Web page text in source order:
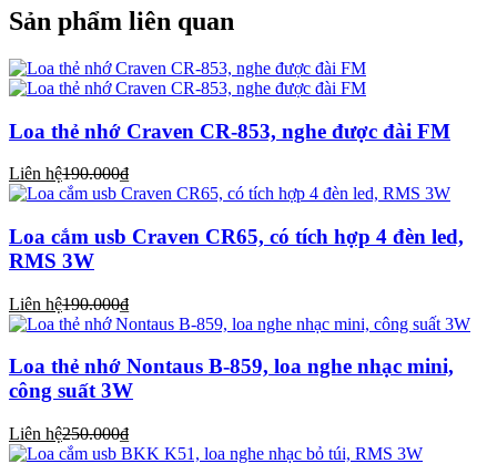
Sản phẩm liên quan
Loa thẻ nhớ Craven CR-853, nghe được đài FM
Liên hệ190.000₫
Loa cắm usb Craven CR65, có tích hợp 4 đèn led,
RMS 3W
Liên hệ190.000₫
Loa thẻ nhớ Nontaus B-859, loa nghe nhạc mini,
công suất 3W
Liên hệ250.000₫